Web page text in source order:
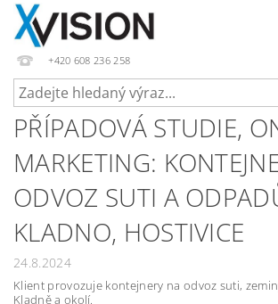
+420 608 236 258
PŘÍPADOVÁ STUDIE,
MARKETING:
ODVOZ SUTI A
KLADNO, HOSTIVICE
24.8.2024
Klient provozuje kontejnery na odvoz suti,
Kladně a okolí.